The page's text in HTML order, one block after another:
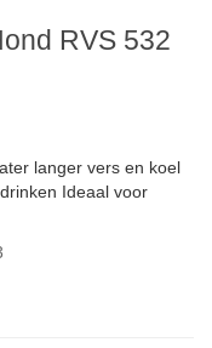
RVS 532
langer vers en koel
Ideaal voor